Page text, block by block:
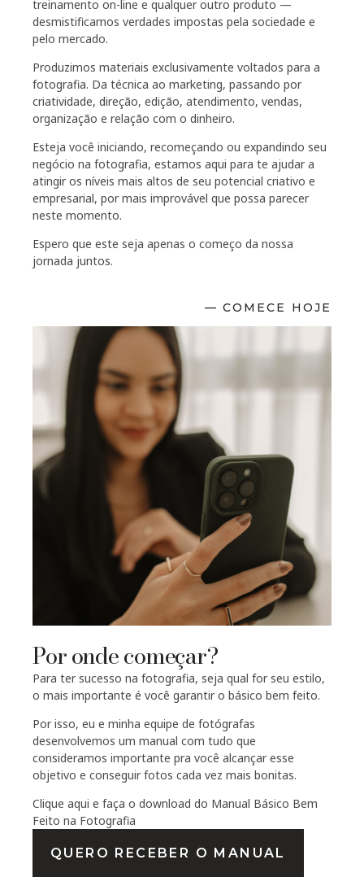
treinamento on-line e qualquer outro produto —
desmistificamos verdades impostas pela sociedade e
pelo mercado.
Produzimos materiais exclusivamente voltados para a
fotografia. Da técnica ao marketing, passando por
criatividade, direção, edição, atendimento, vendas,
organização e relação com o dinheiro.
Esteja você iniciando, recomeçando ou expandindo seu
negócio na fotografia, estamos aqui para te ajudar a
atingir os níveis mais altos de seu potencial criativo e
empresarial, por mais improvável que possa parecer
neste momento.
Espero que este seja apenas o começo da nossa
jornada juntos.
— COMECE HOJE
Por onde começar?
Para ter sucesso na fotografia, seja qual for seu estilo,
o mais importante é você garantir o básico bem feito.
Por isso, eu e minha equipe de fotógrafas
desenvolvemos um manual com tudo que
consideramos importante pra você alcançar esse
objetivo e conseguir fotos cada vez mais bonitas.
Clique aqui e faça o download do Manual Básico Bem
Feito na Fotografia
QUERO RECEBER O MANUAL